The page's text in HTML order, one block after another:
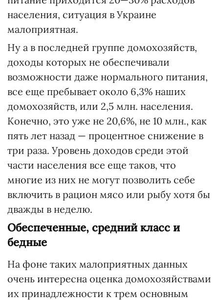
населения, ситуация в Украине
малоприятная.
Ну а в последней группе домохозяйств,
доходы которых не обеспечивали
возможности даже нормального питания,
все еще пребывает около 6,3% наших
домохозяйств, или 2,5 млн. населения.
Конечно, это уже не 20,6%, не 10 млн., как
пять лет назад — процентное снижение в
три раза. Уровень доходов среди этой
части населения все еще таков, что
многие из них не могут позволить себе
включить в рацион мясо или рыбу хотя бы
дважды в неделю.
Обеспеченные, средний класс и
бедные
На фоне таких малоприятных данных
очень интересна оценка домохозяйствами
их принадлежности к трем основным